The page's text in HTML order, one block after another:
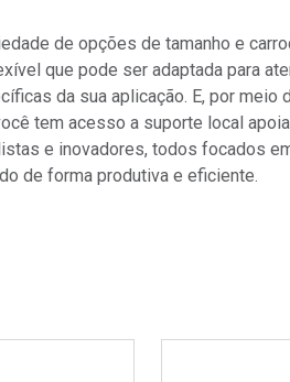
de opções de tamanho e
que pode ser adaptada para
da sua aplicação. E, por meio
tem acesso a suporte local
e inovadores, todos focados
de forma produtiva e eficiente.